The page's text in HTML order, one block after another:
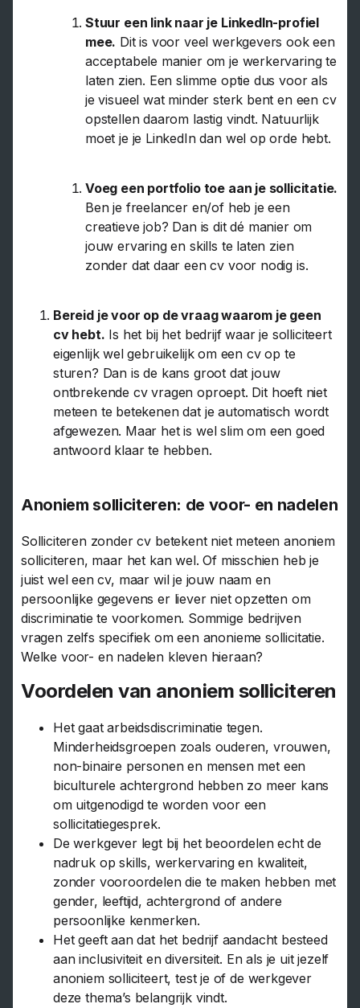
Stuur een link naar je LinkedIn-profiel
mee. Dit is voor veel werkgevers ook een
acceptabele manier om je werkervaring te
laten zien. Een slimme optie dus voor als
je visueel wat minder sterk bent en een cv
opstellen daarom lastig vindt. Natuurlijk
moet je je LinkedIn dan wel op orde hebt.
Voeg een portfolio toe aan je sollicitatie.
Ben je freelancer en/of heb je een
creatieve job? Dan is dit dé manier om
jouw ervaring en skills te laten zien
zonder dat daar een cv voor nodig is.
Bereid je voor op de vraag waarom je geen
cv hebt. Is het bij het bedrijf waar je solliciteert
eigenlijk wel gebruikelijk om een cv op te
sturen? Dan is de kans groot dat jouw
ontbrekende cv vragen oproept. Dit hoeft niet
meteen te betekenen dat je automatisch wordt
afgewezen. Maar het is wel slim om een goed
antwoord klaar te hebben.
Anoniem solliciteren: de voor- en nadelen
Solliciteren zonder cv betekent niet meteen anoniem
solliciteren, maar het kan wel. Of misschien heb je
juist wel een cv, maar wil je jouw naam en
persoonlijke gegevens er liever niet opzetten om
discriminatie te voorkomen. Sommige bedrijven
vragen zelfs specifiek om een anonieme sollicitatie.
Welke voor- en nadelen kleven hieraan?
Voordelen van anoniem solliciteren
Het gaat arbeidsdiscriminatie tegen.
Minderheidsgroepen zoals ouderen, vrouwen,
non-binaire personen en mensen met een
biculturele achtergrond hebben zo meer kans
om uitgenodigd te worden voor een
sollicitatiegesprek.
De werkgever legt bij het beoordelen echt de
nadruk op skills, werkervaring en kwaliteit,
zonder vooroordelen die te maken hebben met
gender, leeftijd, achtergrond of andere
persoonlijke kenmerken.
Het geeft aan dat het bedrijf aandacht besteed
aan inclusiviteit en diversiteit. En als je uit jezelf
anoniem solliciteert, test je of de werkgever
deze thema’s belangrijk vindt.